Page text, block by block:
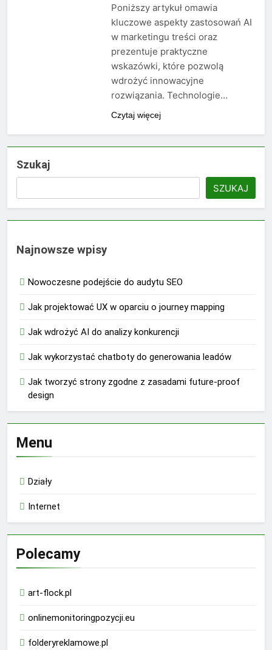
Poniższy artykuł omawia
kluczowe aspekty zastosowań AI
w marketingu treści oraz
prezentuje praktyczne
wskazówki, które pozwolą
wdrożyć innowacyjne
rozwiązania. Technologie…
Czytaj więcej
Szukaj
SZUKAJ
Najnowsze wpisy
Nowoczesne podejście do audytu SEO
Jak projektować UX w oparciu o journey mapping
Jak wdrożyć AI do analizy konkurencji
Jak wykorzystać chatboty do generowania leadów
Jak tworzyć strony zgodne z zasadami future-proof
design
Menu
Działy
Internet
Polecamy
art-flock.pl
onlinemonitoringpozycji.eu
folderyreklamowe.pl